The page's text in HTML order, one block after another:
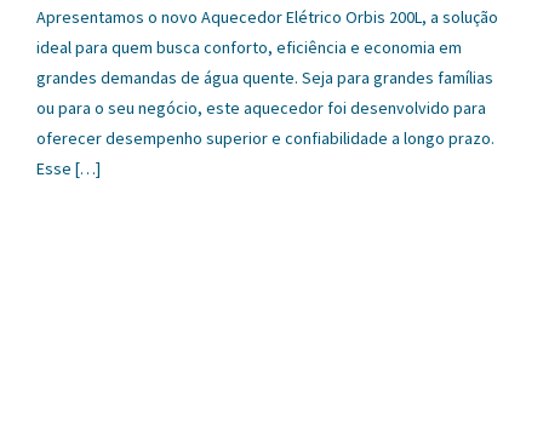
Apresentamos o novo Aquecedor Elétrico Orbis 200L, a solução
ideal para quem busca conforto, eficiência e economia em
grandes demandas de água quente. Seja para grandes famílias
ou para o seu negócio, este aquecedor foi desenvolvido para
oferecer desempenho superior e confiabilidade a longo prazo.
Esse […]